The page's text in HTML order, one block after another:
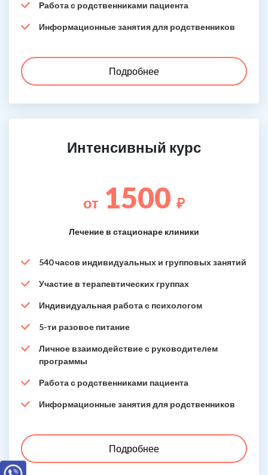
Работа с родственниками пациента
Информационные занятия для родственников
Подробнее
Интенсивный курс
от 1500 ₽
Лечение в стационаре клиники
540 часов индивидуальных и групповых занятий
Участие в терапевтических группах
Индивидуальная работа с психологом
5-ти разовое питание
Личное взаимодействие с руководителем
программы
Работа с родственниками пациента
Информационные занятия для родственников
Подробнее